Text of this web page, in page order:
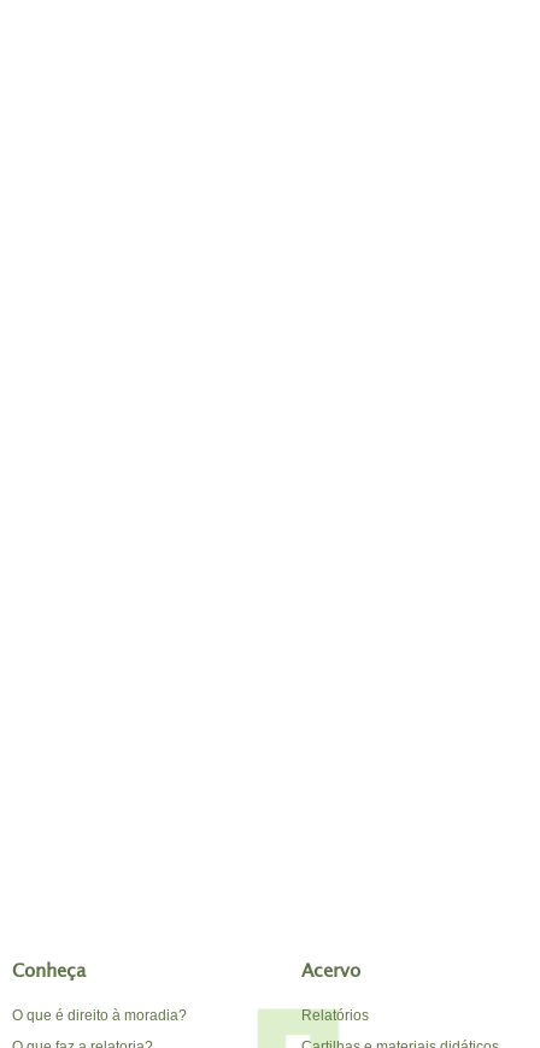
Conheça
O que é direito à moradia?
Acervo
Relatórios